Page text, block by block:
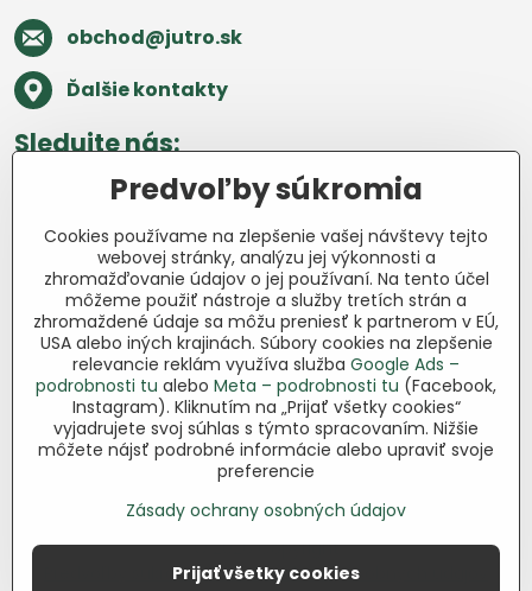
obchod​@jutro​.sk
Ďalšie kontakty
Sledujte nás:
Facebook Pinterest Instagram Blog
Všetko o nákupe
Ďakujeme za podporu
Sme slovenský e-shop bez dotácií​.
Fungujeme len vďaka vám – ľuďom, ktorí
veria v poctivú prácu a lásku k pôde​. Každý
nákup na Jutro​.sk nám pomáha pokračovať
v tom, čo má zmysel – pomáhať
záhradkárom zadarmo a srdcom​.
©2026Copyright
Predvoľby súkromiaZásady ochrany osobných údajov
Predvoľby súkromia
Cookies používame na zlepšenie vašej návštevy tejto
webovej stránky, analýzu jej výkonnosti a
zhromažďovanie údajov o jej používaní. Na tento účel
môžeme použiť nástroje a služby tretích strán a
zhromaždené údaje sa môžu preniesť k partnerom v EÚ,
USA alebo iných krajinách. Súbory cookies na zlepšenie
relevancie reklám využíva služba Google Ads –
podrobnosti tu alebo Meta – podrobnosti tu (Facebook,
Instagram). Kliknutím na „Prijať všetky cookies“
vyjadrujete svoj súhlas s týmto spracovaním. Nižšie
môžete nájsť podrobné informácie alebo upraviť svoje
preferencie
Zásady ochrany osobných údajov
Prijať všetky cookies